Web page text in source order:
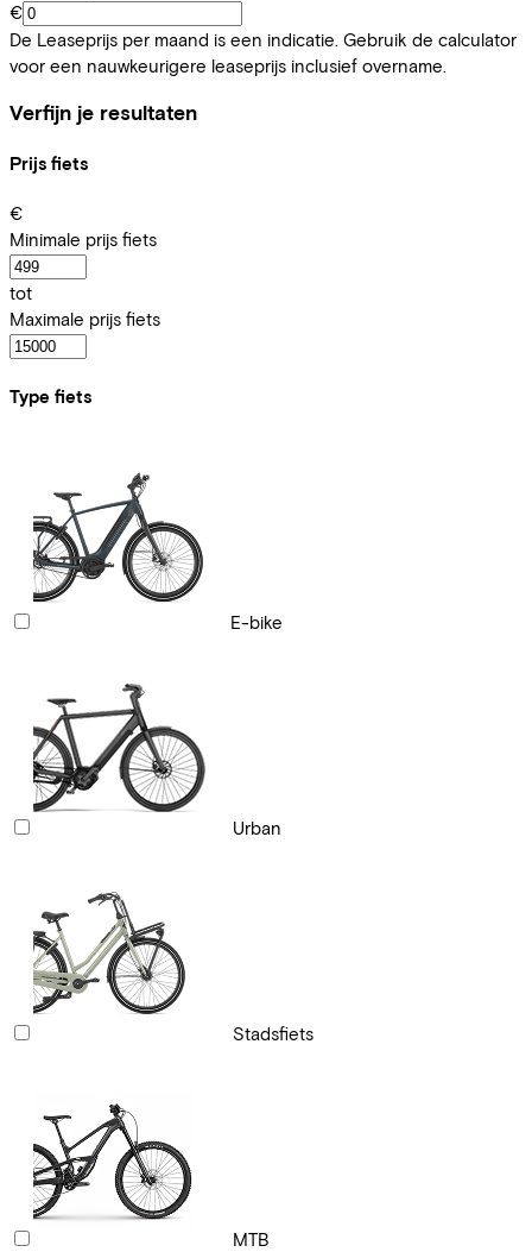
€
De Leaseprijs per maand is een indicatie. Gebruik de calculator
voor een nauwkeurigere leaseprijs inclusief overname.
Verfijn je resultaten
Prijs fiets
€
Minimale prijs fiets
tot
Maximale prijs fiets
Type fiets
E-bike
Urban
Stadsfiets
MTB